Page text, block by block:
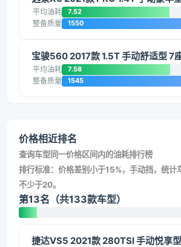
平均油耗 7.52
整备质量 1550
宝骏560 2017款 1.5T 手动舒适型 7
平均油耗 7.58
整备质量 1545
价格相近排名
查询车型同一价格区间内的油耗排行榜
排行标准：价格差别小于15%，手动挡，统计
不少于20。
第13名（共133款车型）
捷达VS5 2021款 280TSI 手动悦享型